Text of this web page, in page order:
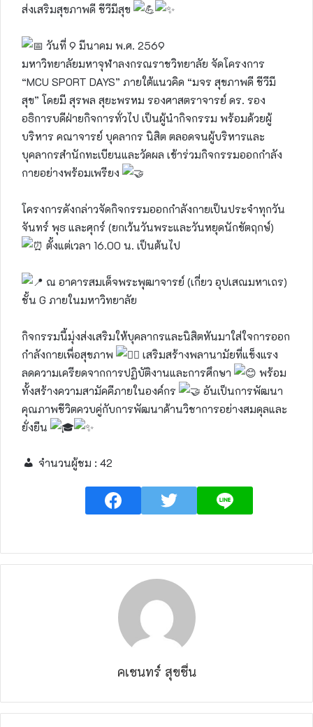
ส่งเสริมสุขภาพดี ชีวีมีสุข
วันที่ 9 มีนาคม พ.ศ. 2569
มหาวิทยาลัยมหาจุฬาลงกรณราชวิทยาลัย จัดโครงการ
“MCU SPORT DAYS” ภายใต้แนวคิด “มจร สุขภาพดี ชีวีมี
สุข” โดยมี สุรพล สุยะพรหม รองศาสตราจารย์ ดร. รอง
อธิการบดีฝ่ายกิจการทั่วไป เป็นผู้นำกิจกรรม พร้อมด้วยผู้
บริหาร คณาจารย์ บุคลากร นิสิต ตลอดจนผู้บริหารและ
บุคลากรสำนักทะเบียนและวัดผล เข้าร่วมกิจกรรมออกกำลัง
กายอย่างพร้อมเพรียง
โครงการดังกล่าวจัดกิจกรรมออกกำลังกายเป็นประจำทุกวัน
จันทร์ พุธ และศุกร์ (ยกเว้นวันพระและวันหยุดนักขัตฤกษ์)
ตั้งแต่เวลา 16.00 น. เป็นต้นไป
ณ อาคารสมเด็จพระพุฒาจารย์ (เกี่ยว อุปเสณมหาเถร)
ชั้น G ภายในมหาวิทยาลัย
กิจกรรมนี้มุ่งส่งเสริมให้บุคลากรและนิสิตหันมาใส่ใจการออก
กำลังกายเพื่อสุขภาพ
เสริมสร้างพลานามัยที่แข็งแรง
ลดความเครียดจากการปฏิบัติงานและการศึกษา
พร้อม
ทั้งสร้างความสามัคคีภายในองค์กร
อันเป็นการพัฒนา
คุณภาพชีวิตควบคู่กับการพัฒนาด้านวิชาการอย่างสมดุลและ
ยั่งยืน
จำนวนผู้ชม : 42
คเชนทร์ สุขชื่น